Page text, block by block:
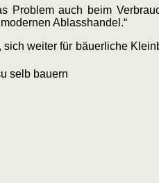
Problem auch beim
Ablasshandel.“
weiter für bäuerliche